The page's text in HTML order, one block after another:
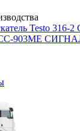
Testo 316-2
903МЕ